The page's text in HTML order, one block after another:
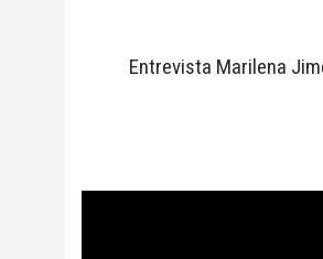
Entrevista Marilena